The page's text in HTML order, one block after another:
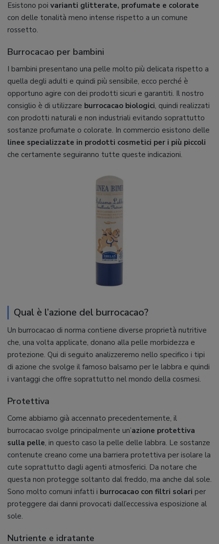
Esistono poi varianti glitterate, profumate e colorate
con delle tonalità meno intense rispetto a un comune
rossetto.
Burrocacao per bambini
I bambini presentano una pelle molto più delicata rispetto a
quella degli adulti e quindi più sensibile, ecco perché è
opportuno agire con dei prodotti sicuri e garantiti. Il nostro
consiglio è di utilizzare burrocacao biologici, quindi realizzati
con prodotti naturali e non industriali evitando soprattutto
sostanze profumate o colorate. In commercio esistono delle
linee specializzate in prodotti cosmetici per i più piccoli
che certamente seguiranno tutte queste indicazioni.
Qual è l’azione del burrocacao?
Un burrocacao di norma contiene diverse proprietà nutritive
che, una volta applicate, donano alla pelle morbidezza e
protezione. Qui di seguito analizzeremo nello specifico i tipi
di azione che svolge il famoso balsamo per le labbra e quindi
i vantaggi che offre soprattutto nel mondo della cosmesi.
Protettiva
Come abbiamo già accennato precedentemente, il
burrocacao svolge principalmente un’azione protettiva
sulla pelle, in questo caso la pelle delle labbra. Le sostanze
contenute creano come una barriera protettiva per isolare la
cute soprattutto dagli agenti atmosferici. Da notare che
questa non protegge soltanto dal freddo, ma anche dal sole.
Sono molto comuni infatti i burrocacao con filtri solari per
proteggere dai danni provocati dall’eccessiva esposizione al
sole.
Nutriente e idratante